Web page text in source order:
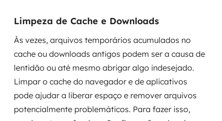
Limpeza de Cache e Downloads
Às vezes, arquivos temporários acumulados no
cache ou downloads antigos podem ser a causa de
lentidão ou até mesmo abrigar algo indesejado.
Limpar o cache do navegador e de aplicativos
pode ajudar a liberar espaço e remover arquivos
potencialmente problemáticos. Para fazer isso,